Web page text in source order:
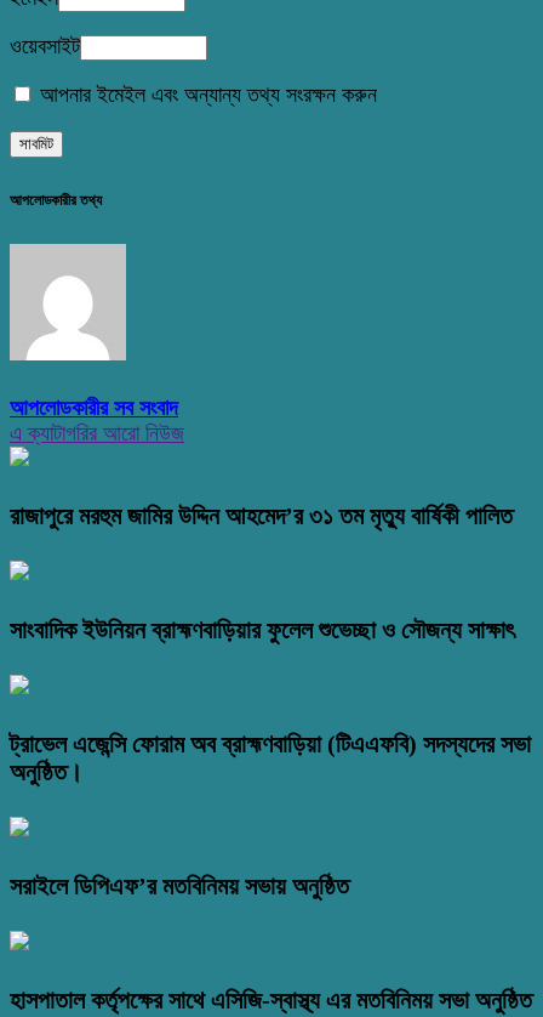
ওয়েবসাইট
আপনার ইমেইল এবং অন্যান্য তথ্য সংরক্ষন করুন
আপলোডকারীর তথ্য
আপলোডকারীর সব সংবাদ
এ ক্যাটাগরির আরো নিউজ
রাজাপুরে মরহুম জামির উদ্দিন আহমেদ’র ৩১ তম মৃত্যু বার্ষিকী পালিত
সাংবাদিক ইউনিয়ন ব্রাহ্মণবাড়িয়ার ফুলেল শুভেচ্ছা ও সৌজন্য সাক্ষাৎ
ট্রাভেল এজেন্সি ফোরাম অব ব্রাহ্মণবাড়িয়া (টিএএফবি) সদস্যদের সভা
অনুষ্ঠিত।
সরাইলে ডিপিএফ’র মতবিনিময় সভায় অনুষ্ঠিত
হাসপাতাল কর্তৃপক্ষের সাথে এসিজি-স্বাস্থ্য এর মতবিনিময় সভা অনুষ্ঠিত